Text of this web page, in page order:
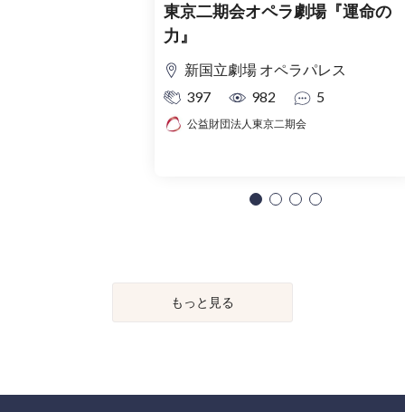
東京二期会オペラ劇場『運命の
力』
新国立劇場 オペラパレス
397
982 5
公益財団法人東京二期会
もっと見る